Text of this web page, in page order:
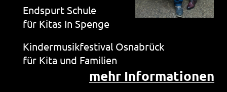
Endspurt Schule
für Kitas In Spenge
Kindermusikfestival Osnabrück
für Kita und Familien
mehr Informationen